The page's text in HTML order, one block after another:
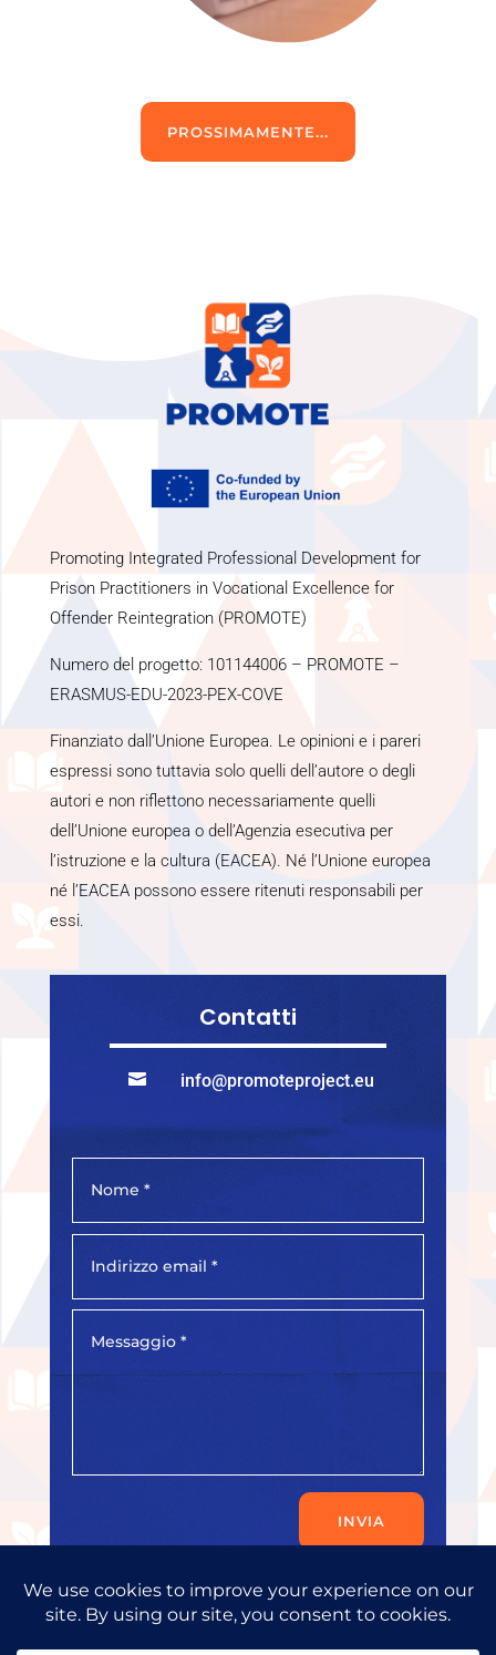
PROSSIMAMENTE...
Promoting Integrated Professional Development for
Prison Practitioners in Vocational Excellence for
Offender Reintegration (PROMOTE)
Numero del progetto: 101144006 – PROMOTE –
ERASMUS-EDU-2023-PEX-COVE
Finanziato dall’Unione Europea. Le opinioni e i pareri
espressi sono tuttavia solo quelli dell’autore o degli
autori e non riflettono necessariamente quelli
dell’Unione europea o dell’Agenzia esecutiva per
l’istruzione e la cultura (EACEA). Né l’Unione europea
né l’EACEA possono essere ritenuti responsabili per
essi.
Contatti
 info@promoteproject.eu
INVIA
Copyright © 2026Progress Consult Ltd.